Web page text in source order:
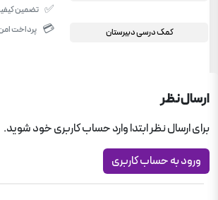
کمک درسی دبیرستان
✅ تضمین
💳 پرداخت امن
ارسال نظر
برای ارسال نظر ابتدا وارد حساب کاربری خود شوید.
ورود به حساب کاربری